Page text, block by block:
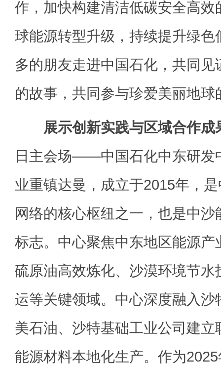
作，加快构建清洁低碳安全高效
球能源转型升级，持续提升绿色
多的朋友走进中国石化，共同
的故事，共同参与珍爱美丽地球
展示创新实践与区域合作成
日主会场——中国石化中东研发
业重镇达曼，成立于2015年，
网络的核心枢纽之一，也是中
标志。中心聚焦中东地区能源产
硫原油高效炼化、沙漠环境节水
运等关键领域。中心深度融入沙
美石油、沙特基础工业公司建
能源材料本地化生产。作为